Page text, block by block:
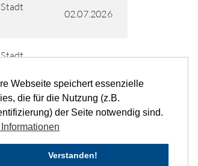
Webseite speichert essenzielle
die für die Nutzung (z.B.
der Seite notwendig sind.
Informationen
Verstanden!
02.07.2026